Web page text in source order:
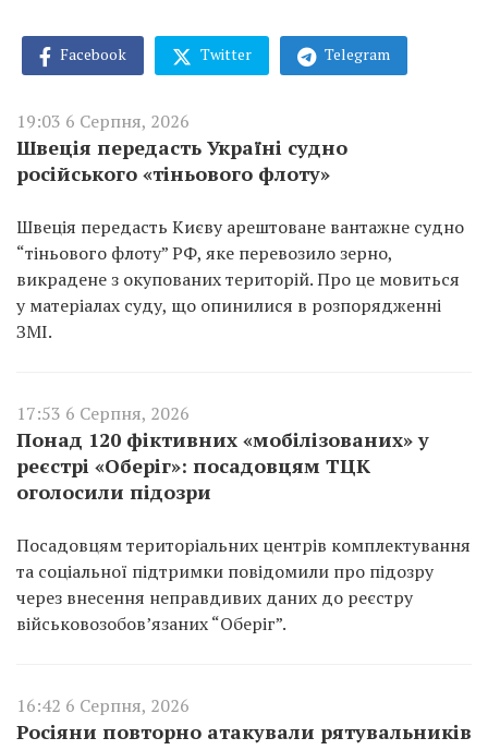
Facebook Twitter Telegram
19:03 6 Серпня, 2026
Швеція передасть Україні судно
російського «тіньового флоту»
Швеція передасть Києву арештоване вантажне судно
“тіньового флоту” РФ, яке перевозило зерно,
викрадене з окупованих територій. Про це мовиться
у матеріалах суду, що опинилися в розпорядженні
ЗМІ.
17:53 6 Серпня, 2026
Понад 120 фіктивних «мобілізованих» у
реєстрі «Оберіг»: посадовцям ТЦК
оголосили підозри
Посадовцям територіальних центрів комплектування
та соціальної підтримки повідомили про підозру
через внесення неправдивих даних до реєстру
військовозобов’язаних “Оберіг”.
16:42 6 Серпня, 2026
Росіяни повторно атакували рятувальників